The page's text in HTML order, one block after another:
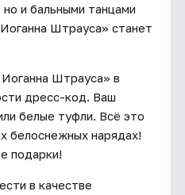
но и бальными танцами
Штрауса» станет
Штрауса» в
дресс-код. Ваш
белые туфли. Всё это
белоснежных нарядах!
подарки!
в качестве